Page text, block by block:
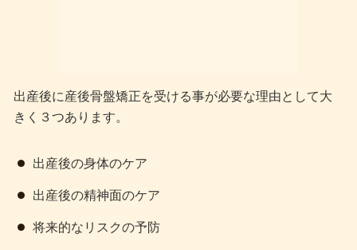
出産後に産後骨盤矯正を受ける事が必要な理由として大
きく３つあります。
出産後の身体のケア
出産後の精神面のケア
将来的なリスクの予防